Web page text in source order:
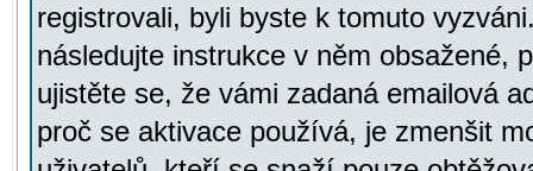
registrovali, byli byste k tomuto
následujte instrukce v něm obsažené,
ujistěte se, že vámi zadaná emailová
proč se aktivace používá, je zmenšit